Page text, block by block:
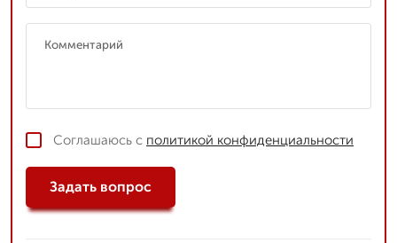
Соглашаюсь с политикой конфиденциальности
Задать вопрос